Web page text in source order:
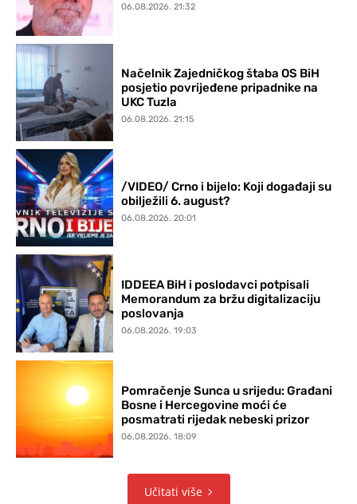
06.08.2026. 21:32
Načelnik Zajedničkog štaba OS BiH
posjetio povrijeđene pripadnike na
UKC Tuzla
06.08.2026. 21:15
/VIDEO/ Crno i bijelo: Koji događaji su
obilježili 6. august?
06.08.2026. 20:01
IDDEEA BiH i poslodavci potpisali
Memorandum za bržu digitalizaciju
poslovanja
06.08.2026. 19:03
Pomračenje Sunca u srijedu: Građani
Bosne i Hercegovine moći će
posmatrati rijedak nebeski prizor
06.08.2026. 18:09
Učitati više